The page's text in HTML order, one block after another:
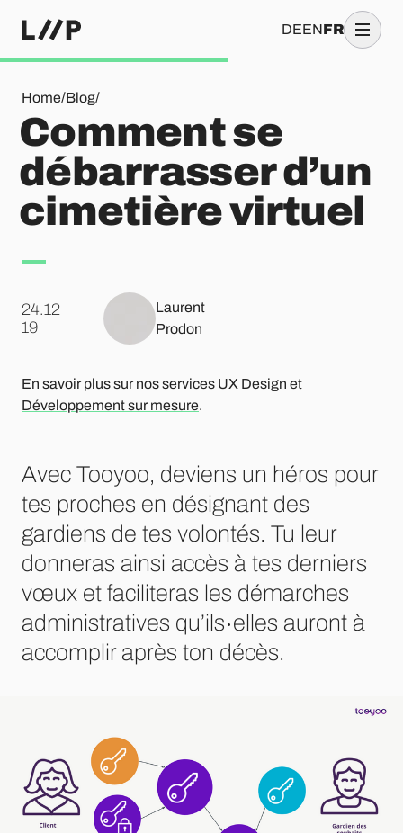
DEENFR
Home/Blog/
Comment se débarrasser d’un cimetière virtuel
Comment se
débarrasser d’un
cimetière virtuel
24.12
.19
Laurent
Prodon
En savoir plus sur nos services UX Design et
Développement sur mesure.
Avec Tooyoo, deviens un héros pour
tes proches en désignant des
gardiens de tes volontés. Tu leur
donneras ainsi accès à tes derniers
vœux et faciliteras les démarches
administratives qu’ils∙elles auront à
accomplir après ton décès.